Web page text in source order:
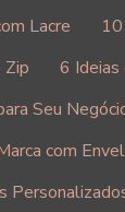
Lacre
Zip
6 Ideias
Seu
com